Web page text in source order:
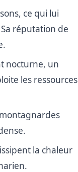
ce qui lui
réputation de
nocturne, un
les ressources
la chaleur